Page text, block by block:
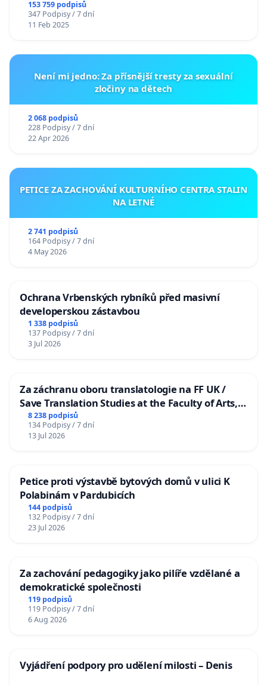
153 759 podpisů
347 Podpisy / 7 dní
11 Feb 2025
Není mi jedno: Za přísnější tresty za sexuální
zločiny na dětech
2 068 podpisů
228 Podpisy / 7 dní
22 Apr 2026
PETICE ZA ZACHOVÁNÍ KULTURNÍHO CENTRA STALIN
NA LETNÉ
2 741 podpisů
164 Podpisy / 7 dní
4 May 2026
Ochrana Vrbenských rybníků před masivní
developerskou zástavbou
1 338 podpisů
137 Podpisy / 7 dní
3 Jul 2026
Za záchranu oboru translatologie na FF UK /
Save Translation Studies at the Faculty of Arts,
Charles University
8 238 podpisů
134 Podpisy / 7 dní
13 Jul 2026
Petice proti výstavbě bytových domů v ulici K
Polabinám v Pardubicích
144 podpisů
132 Podpisy / 7 dní
23 Jul 2026
Za zachování pedagogiky jako pilíře vzdělané a
demokratické společnosti
119 podpisů
119 Podpisy / 7 dní
6 Aug 2026
Vyjádření podpory pro udělení milosti – Denis